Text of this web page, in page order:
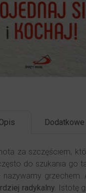
za szczęściem,
do szukania go
nazywamy
radykalny. Istotę